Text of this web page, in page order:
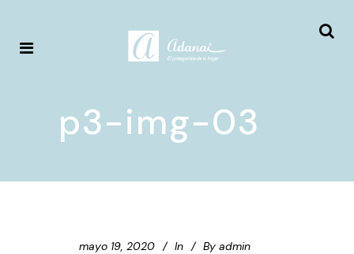
p3-img-03
mayo 19, 2020 In By admin